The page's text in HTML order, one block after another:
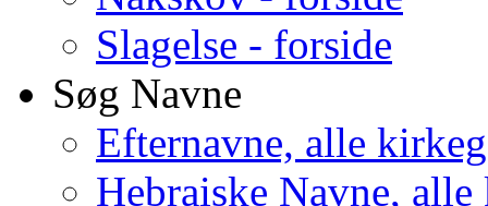
Slagelse - forside
Søg Navne
Efternavne, alle
Hebraiske Navne,